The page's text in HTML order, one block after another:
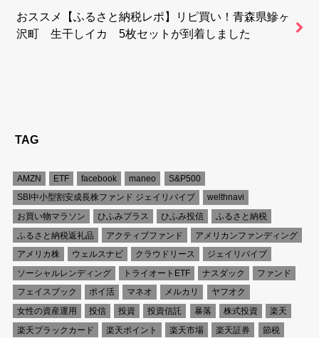
おススメ【ふるさと納税レポ】リピ買い！青森県鰺ヶ
沢町 生干しイカ 5枚セットが到着しました
TAG
AMZN ETF facebook maneo
S&P500
SBI中小型割安成長株ファンド ジェイリバイブ
welthnavi
お買い物マラソン
ひふみプラス ひふみ投信
ふるさと納税
ふるさと納税返礼品
アクティブファンド
アメリカンファンディング
アメリカ株
ウェルスナビ クラウドリース
ジェイリバイブ
ソーシャルレンディング
トライオートETF ナスダック
ファンド
フェイスブック
ポイ活 マネオ メルカリ
ヤフオク
女性の資産運用
投信 投資 投資信託 暴落 株式投資
楽天
楽天ブラックカード
楽天ポイント 楽天市場 楽天証券
節税